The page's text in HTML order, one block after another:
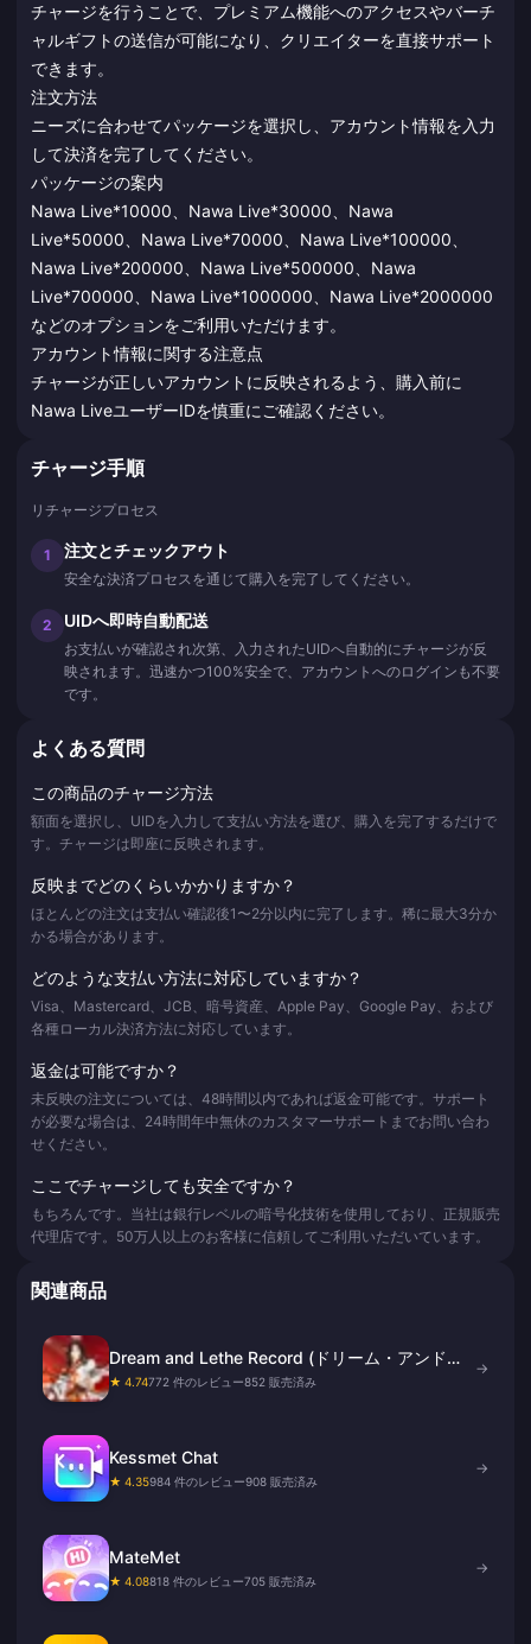
チャージを行うことで、プレミアム機能へのアクセスやバーチ
ャルギフトの送信が可能になり、クリエイターを直接サポート
できます。
注文方法
ニーズに合わせてパッケージを選択し、アカウント情報を入力
して決済を完了してください。
パッケージの案内
Nawa Live*10000、Nawa Live*30000、Nawa
Live*50000、Nawa Live*70000、Nawa Live*100000、
Nawa Live*200000、Nawa Live*500000、Nawa
Live*700000、Nawa Live*1000000、Nawa Live*2000000
などのオプションをご利用いただけます。
アカウント情報に関する注意点
チャージが正しいアカウントに反映されるよう、購入前に
Nawa LiveユーザーIDを慎重にご確認ください。
チャージ手順
リチャージプロセス
1 注文とチェックアウト
安全な決済プロセスを通じて購入を完了してください。
2 UIDへ即時自動配送
お支払いが確認され次第、入力されたUIDへ自動的にチャージが反
映されます。迅速かつ100%安全で、アカウントへのログインも不要
です。
よくある質問
この商品のチャージ方法
額面を選択し、UIDを入力して支払い方法を選び、購入を完了するだけで
す。チャージは即座に反映されます。
反映までどのくらいかかりますか？
ほとんどの注文は支払い確認後1〜2分以内に完了します。稀に最大3分か
かる場合があります。
どのような支払い方法に対応していますか？
Visa、Mastercard、JCB、暗号資産、Apple Pay、Google Pay、および
各種ローカル決済方法に対応しています。
返金は可能ですか？
未反映の注文については、48時間以内であれば返金可能です。サポート
が必要な場合は、24時間年中無休のカスタマーサポートまでお問い合わ
せください。
ここでチャージしても安全ですか？
もちろんです。当社は銀行レベルの暗号化技術を使用しており、正規販売
代理店です。50万人以上のお客様に信頼してご利用いただいています。
関連商品
Dream and Lethe Record (ドリーム・アンド・
レテ・レコード) ゴールドチャージ
★ 4.74772 件のレビュー852 販売済み
→
Kessmet Chat
★ 4.35984 件のレビュー908 販売済み
→
MateMet
★ 4.08818 件のレビュー705 販売済み
→